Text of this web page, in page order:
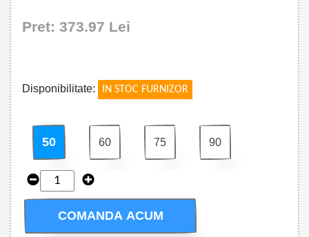
Pret: 373.97 Lei
Disponibilitate: IN STOC FURNIZOR
50 60 75 90
COMANDA ACUM